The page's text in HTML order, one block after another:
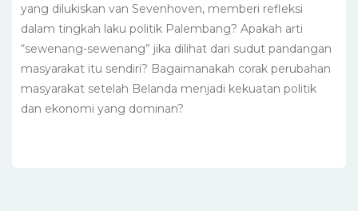
yang dilukiskan van Sevenhoven, memberi refleksi
dalam tingkah laku politik Palembang? Apakah arti
“sewenang-sewenang” jika dilihat dari sudut pandangan
masyarakat itu sendiri? Bagaimanakah corak perubahan
masyarakat setelah Belanda menjadi kekuatan politik
dan ekonomi yang dominan?